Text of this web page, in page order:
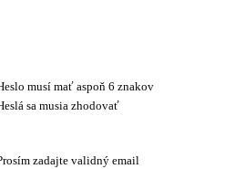
musí mať aspoň 6 znakov
sa musia zhodovať
zadajte validný email